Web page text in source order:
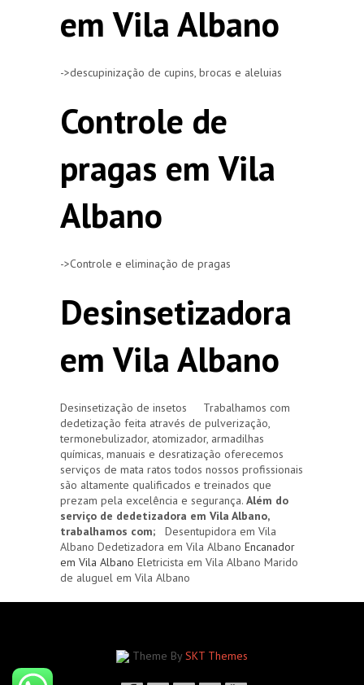
em Vila Albano
->descupinização de cupins, brocas e aleluias
Controle de
pragas em Vila
Albano
->Controle e eliminação de pragas
Desinsetizadora
em Vila Albano
Desinsetização de insetos Trabalhamos com
dedetização feita através de pulverização,
termonebulizador, atomizador, armadilhas
químicas, manuais e desratização oferecemos
serviços de mata ratos todos nossos profissionais
são altamente qualificados e treinados que
prezam pela excelência e segurança. Além do
serviço de dedetizadora em Vila Albano,
trabalhamos com; Desentupidora em Vila
Albano Dedetizadora em Vila Albano Encanador
em Vila Albano Eletricista em Vila Albano Marido
de aluguel em Vila Albano
Theme By SKT Themes